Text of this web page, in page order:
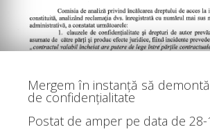
Mergem în instanță să
de confidențialitate
Postat de amperpe data de 28-